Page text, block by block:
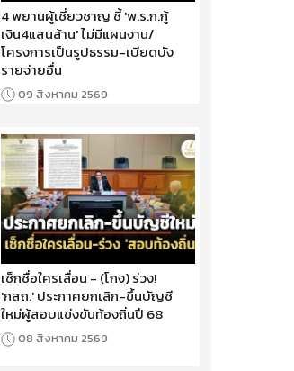
4 พยานผู้เชี่ยวชาญ ชี้ 'พ.ร.ก.กู้
เงิน4แสนล้าน' ไม่มีแผนงาน/
โครงการเป็นรูปธรรม-เบียดบัง
รายจ่ายอื่น
09 สิงหาคม 2569
เช็กชื่อใครเลื่อน - (โกง) ร่วง!
'กสถ.' ประกาศยกเลิก-ขึ้นบัญชี
ใหม่ผู้สอบแข่งขันท้องถิ่นปี 68
08 สิงหาคม 2569